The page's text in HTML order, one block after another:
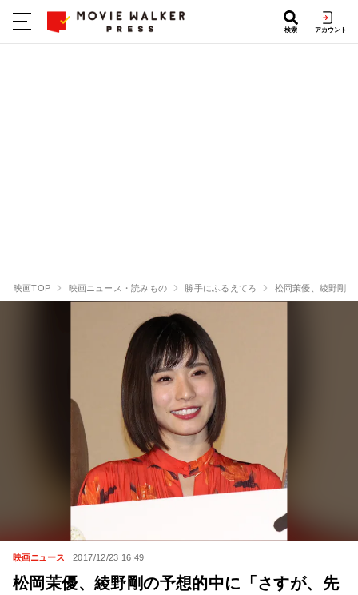
検索 アカウント
映画TOP 映画ニュース・読みもの 勝手にふるえてろ 松岡茉優、綾野剛
映画ニュース 2017/12/23 16:49
松岡茉優、綾野剛の予想的中に「さすが、先